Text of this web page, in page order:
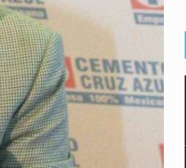
de aguacate